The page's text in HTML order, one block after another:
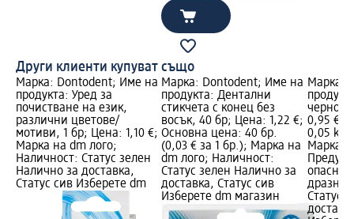
Други клиенти купуват също
Марка: Dontodent; Име на
продукта: Уред за
почистване на език,
различни цветове/
мотиви, 1 бр; Цена: 1,10 €;
Марка на dm лого;
Наличност: Статус зелен
Налично за доставка,
Статус сив Изберете dm
Марка: Dontodent; Име на
продукта: Дентални
стикчета с конец без
восък, 40 бр; Цена: 1,22 €;
Основна цена: 40 бр.
(0,03 € за 1 бр.); Марка на
dm лого; Наличност:
Статус зелен Налично за
доставка, Статус сив
Изберете dm магазин
Марка:
черно
0,95 €;
0,05 kg
Марка
Статус